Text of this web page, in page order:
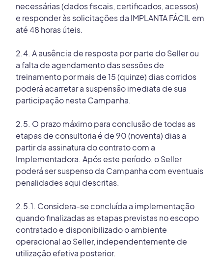
necessárias (dados fiscais, certificados, acessos)
e responder às solicitações da IMPLANTA FÁCIL em
até 48 horas úteis.
2.4. A ausência de resposta por parte do Seller ou
a falta de agendamento das sessões de
treinamento por mais de 15 (quinze) dias corridos
poderá acarretar a suspensão imediata de sua
participação nesta Campanha.
2.5. O prazo máximo para conclusão de todas as
etapas de consultoria é de 90 (noventa) dias a
partir da assinatura do contrato com a
Implementadora. Após este período, o Seller
poderá ser suspenso da Campanha com eventuais
penalidades aqui descritas.
2.5.1. Considera-se concluída a implementação
quando finalizadas as etapas previstas no escopo
contratado e disponibilizado o ambiente
operacional ao Seller, independentemente de
utilização efetiva posterior.